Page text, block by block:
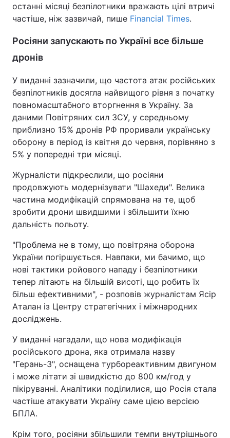
останні місяці безпілотники вражають цілі втричі
частіше, ніж зазвичай, пише Financial Times.
Росіяни запускають по Україні все більше
дронів
У виданні зазначили, що частота атак російських
безпілотників досягла найвищого рівня з початку
повномасштабного вторгнення в Україну. За
даними Повітряних сил ЗСУ, у середньому
приблизно 15% дронів РФ проривали українську
оборону в період із квітня до червня, порівняно з
5% у попередні три місяці.
Журналісти підкреслили, що росіяни
продовжують модернізувати "Шахеди". Велика
частина модифікацій спрямована на те, щоб
зробити дрони швидшими і збільшити їхню
дальність польоту.
"Проблема не в тому, що повітряна оборона
України погіршується. Навпаки, ми бачимо, що
нові тактики ройового нападу і безпілотники
тепер літають на більшій висоті, що робить їх
більш ефективними", - розповів журналістам Ясір
Аталан із Центру стратегічних і міжнародних
досліджень.
У виданні нагадали, що нова модифікація
російського дрона, яка отримала назву
"Герань-3", оснащена турбореактивним двигуном
і може літати зі швидкістю до 800 км/год у
пікіруванні. Аналітики поділилися, що Росія стала
частіше атакувати Україну саме цією версією
БПЛА.
Крім того, росіяни збільшили темпи внутрішнього